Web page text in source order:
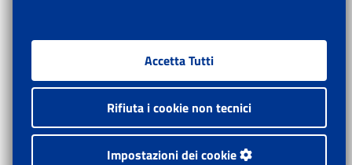
Accetta Tutti
Rifiuta i cookie non tecnici
Impostazioni dei cookie